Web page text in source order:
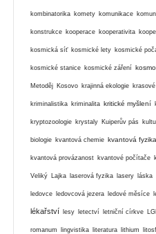
kombinatorika komety komunikace
konstrukce kooperace kooperativita
kosmická síť kosmické lety kosmické
kosmické stanice kosmické záření
Metoděj Kosovo krajinná ekologie
kriminalistika kriminalita kritické myšlení
kryptozoologie krystaly Kuiperův pás
biologie kvantová chemie kvantová fyzika
kvantová provázanost kvantové počítače
Veliký Lajka laserová fyzika lasery láska
ledovce ledovcová jezera ledové měsíce
lékařství lesy letectví letniční církve
romanum lingvistika literatura lithium